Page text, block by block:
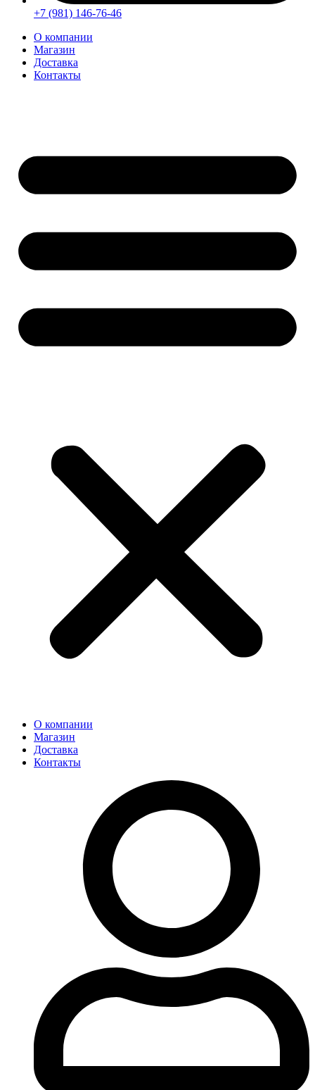
+7 (981) 146-76-46
О компании
Магазин
Доставка
Контакты
О компании
Магазин
Доставка
Контакты